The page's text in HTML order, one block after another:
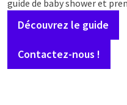
guide de baby shower et
Découvrez le guide
Contactez-nous !